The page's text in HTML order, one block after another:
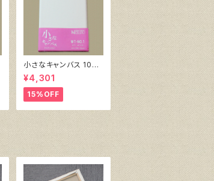
小さなキャンバス 10枚
セット（ホワイト塗りキャ
ンバス張り）
¥4,301
15%OFF